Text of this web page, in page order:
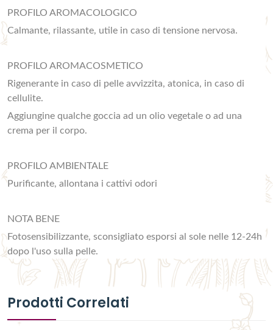
PROFILO AROMACOLOGICO
Calmante, rilassante, utile in caso di tensione nervosa.
PROFILO AROMACOSMETICO
Rigenerante in caso di pelle avvizzita, atonica, in caso di
cellulite.
Aggiungine qualche goccia ad un olio vegetale o ad una
crema per il corpo.
PROFILO AMBIENTALE
Purificante, allontana i cattivi odori
NOTA BENE
Fotosensibilizzante, sconsigliato esporsi al sole nelle 12-24h
dopo l'uso sulla pelle.
Prodotti Correlati